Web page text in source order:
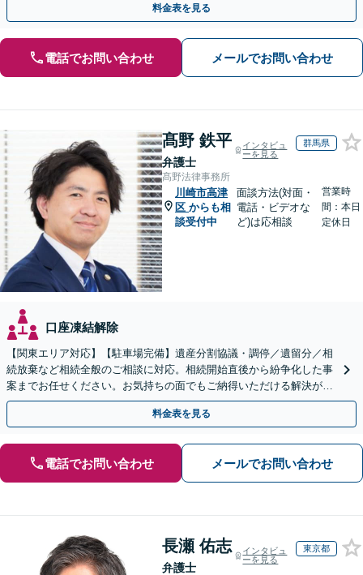
料金表を見る
電話でお問い合わせ メールでお問い合わせ
髙野 鉄平
弁護士
インタビュ
ーを見る
群馬県
髙野法律事務所
川崎市高津
区 からも相
談受付中
面談方法(対面・
電話・ビデオな
ど)は応相談
営業時
間：本日
定休日
口座凍結解除
【関東エリア対応】【駐車場完備】遺産分割協議・調停／遺留分／相
続放棄など相続全般のご相談に対応。相続開始直後から紛争化した事
案までお任せください。お気持ちの面でもご納得いただける解決がで
きるよう粘り強く対応いたします【休日・夜間対応可】
料金表を見る
電話でお問い合わせ メールでお問い合わせ
長瀬 佑志
弁護士
インタビュ
ーを見る
東京都